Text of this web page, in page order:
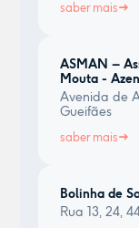
saber mais
ASMAN –
Mouta -
Avenida de
Gueifães
saber mais
Bolinha de
Rua 13, 24,